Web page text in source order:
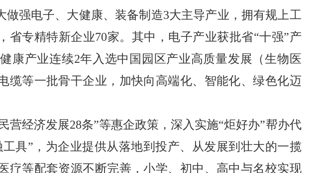
做强电子、大健康、装备制造3大主导产业，拥有规上工
省专精特新企业70家。其中，电子产业获批省“十强”产
康产业连续2年入选中国园区产业高质量发展（生物医
缆等一批骨干企业，加快向高端化、智能化、绿色化迈
营经济发展28条”等惠企政策，深入实施“炬好办”帮办代
工具” ，为企业提供从落地到投产、从发展到壮大的一揽
疗等配套资源不断完善，小学、初中、高中与名校实现